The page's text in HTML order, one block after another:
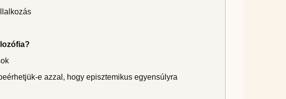
e azzal, hogy episztemikus egyensúlyra